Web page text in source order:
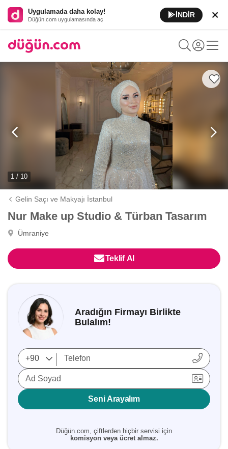
Uygulamada daha kolay!
Düğün.com uygulamasında aç
İNDİR
1 / 10
Gelin Saçı ve Makyajı İstanbul
Nur Make up Studio & Türban Tasarım
Ümraniye
Teklif Al
Aradığın Firmayı Birlikte
Bulalım!
Ad Soyad
Seni Arayalım
Düğün.com, çiftlerden hiçbir servisi için
komisyon veya ücret almaz.